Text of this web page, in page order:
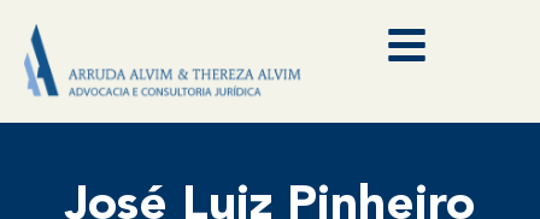
José Luiz Pinheiro